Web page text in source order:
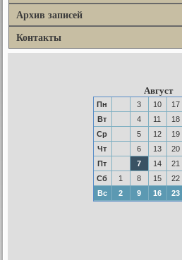
Архив записей
Контакты
Август
Пн 3 10 17
Вт
4 11 18
Ср
5 12 19
Чт
6 13 20
Пт
7 14 21
Сб
1 8 15 22
Вс
2 9 16 23